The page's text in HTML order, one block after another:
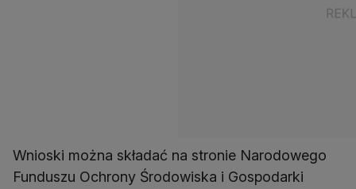
Wnioski można składać na stronie Narodowego
Funduszu Ochrony Środowiska i Gospodarki